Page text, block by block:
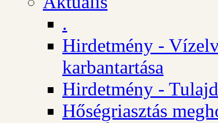
.
Hirdetmény -
karbantartása
Hirdetmény -
Hőségriasztás